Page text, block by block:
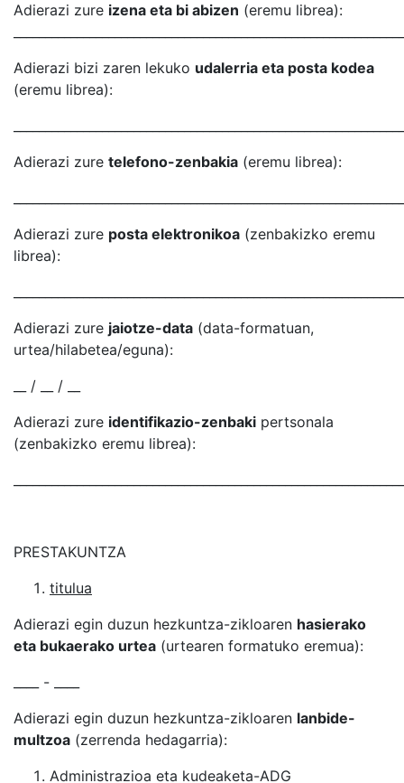
Adierazi zure izena eta bi abizen (eremu librea):
Adierazi bizi zaren lekuko udalerria eta posta kodea
(eremu librea):
Adierazi zure telefono-zenbakia (eremu librea):
Adierazi zure posta elektronikoa (zenbakizko eremu
librea):
Adierazi zure jaiotze-data (data-formatuan,
urtea/hilabetea/eguna):
__ / __ / __
Adierazi zure identifikazio-zenbaki pertsonala
(zenbakizko eremu librea):
PRESTAKUNTZA
titulua
Adierazi egin duzun hezkuntza-zikloaren hasierako
eta bukaerako urtea (urtearen formatuko eremua):
____ - ____
Adierazi egin duzun hezkuntza-zikloaren lanbide-
multzoa (zerrenda hedagarria):
Administrazioa eta kudeaketa-ADG